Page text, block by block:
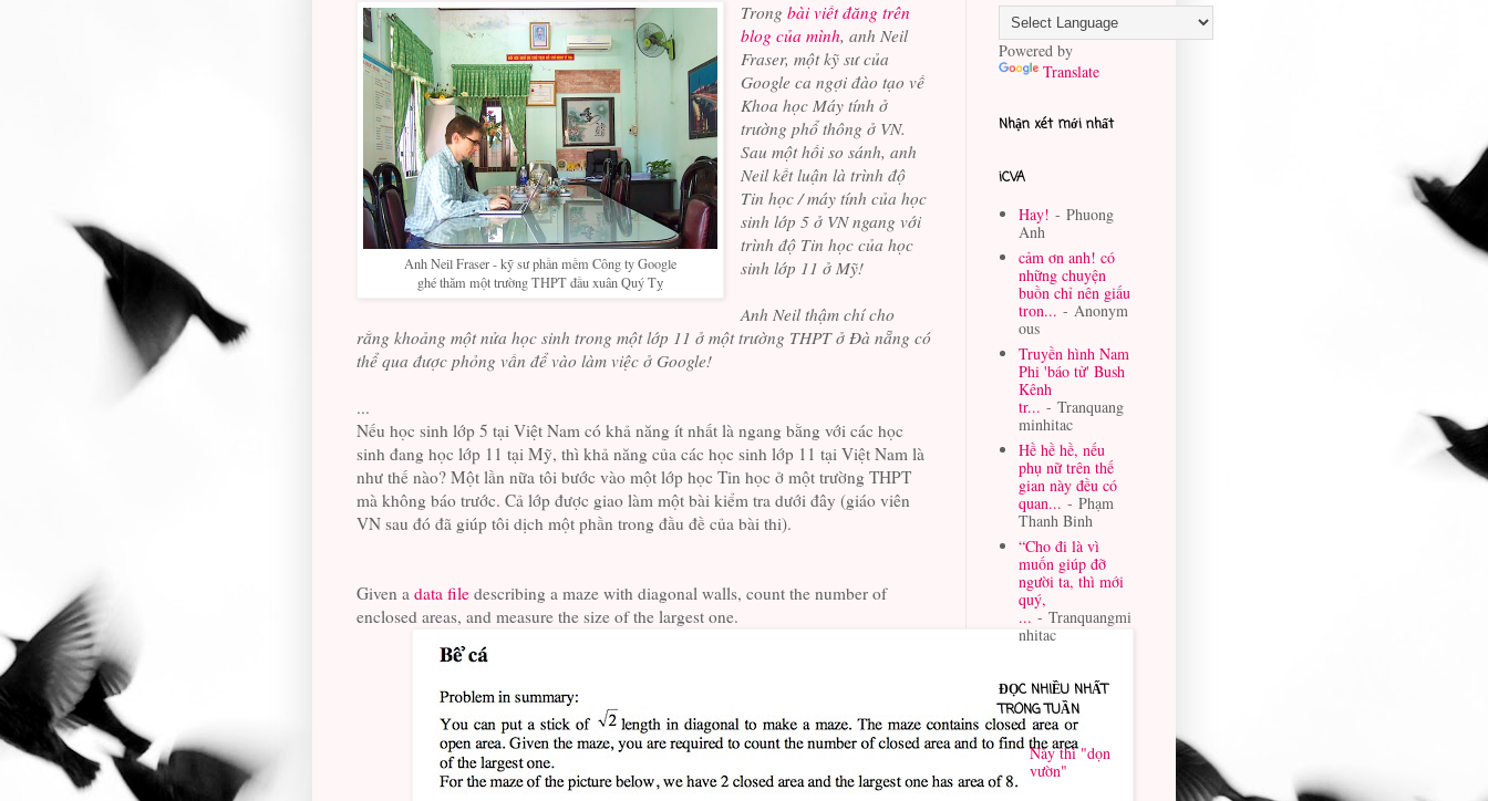
Anh Neil Fraser - kỹ sư phần mềm Công ty Google
ghé thăm một trường THPT đầu xuân Quý Tỵ
Trongbài viết đăng trên
blog của mình, anh Neil
Fraser, một kỹ sư của
Google ca ngợi đào tạo về
Khoa học Máy tính ở
trường phổ thông ở VN.
Sau một hồi so sánh, anh
Neil kết luận là trình độ
Tin học / máy tính của học
sinh lớp 5 ở VN ngang với
trình độ Tin học của học
sinh lớp 11 ở Mỹ!
Anh Neil thậm chí cho
rằng khoảng một nửa học sinh trong một lớp 11 ở một trường THPT ở Đà nẵng có
thể qua được phỏng vấn để vào làm việc ở Google!
...
Nếu học sinh lớp 5 tại Việt Nam có khả năng ít nhất là ngang bằng với các học
sinh đang học lớp 11 tại Mỹ, thì khả năng của các học sinh lớp 11 tại Việt Nam là
như thế nào? Một lần nữa tôi bước vào một lớp học Tin học ở một trường THPT
mà không báo trước. Cả lớp được giao làm một bài kiểm tra dưới đây (giáo viên
VN sau đó đã giúp tôi dịch một phần trong đầu đề của bài thi).
Given a data file describing a maze with diagonal walls, count the number of
enclosed areas, and measure the size of the largest one.
Powered by
Translate
Nhận xét mới nhất
iCVA
Hay! - Phuong
Anh
cảm ơn anh! có
những chuyện
buồn chỉ nên giấu
tron... - Anonym
ous
Truyền hình Nam
Phi 'báo tử' Bush
Kênh
tr... - Tranquang
minhitac
Hề hề hề, nếu
phụ nữ trên thế
gian này đều có
quan... - Phạm
Thanh Binh
“Cho đi là vì
muốn giúp đỡ
người ta, thì mới
quý,
... - Tranquangmi
nhitac
ĐỌC NHIỀU NHẤT
TRONG TUẦN
Này thì "dọn
vườn"